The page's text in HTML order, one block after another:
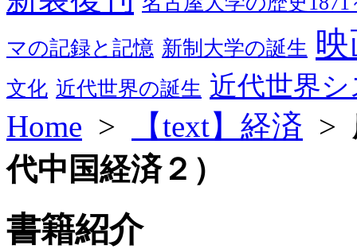
マの記録と記憶 新制大学の誕生
文化 近代世界の誕生 近代世界
Home > 【text】経済 >
代中国経済２）
書籍紹介